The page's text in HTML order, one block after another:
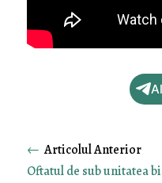
←
Oftatul de sub unitatea